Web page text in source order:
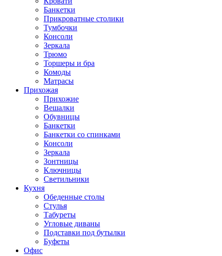
Банкетки
Прикроватные столики
Тумбочки
Консоли
Зеркала
Трюмо
Торшеры и бра
Комоды
Матрасы
Прихожая
Прихожие
Вешалки
Обувницы
Банкетки
Банкетки со спинками
Консоли
Зеркала
Зонтницы
Ключницы
Светильники
Кухня
Обеденные столы
Стулья
Табуреты
Угловые диваны
Подставки под бутылки
Буфеты
Офис